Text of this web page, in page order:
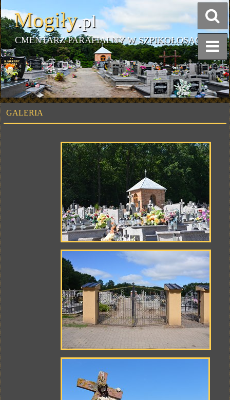
Mogiły.pl
CMENTARZ PARAFIALNY W SZPIKOŁOSACH
GALERIA